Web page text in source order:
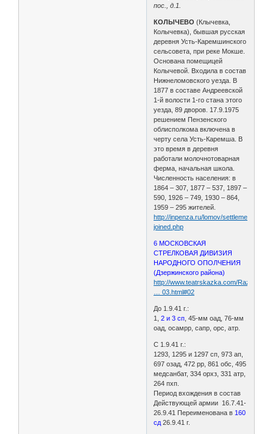
пос., д.1.
КОЛЫЧЕВО (Клычевка,
Колычевка), бывшая русская
деревня Усть-Каремшинского
сельсовета, при реке Мокше.
Основана помещицей
Колычевой. Входила в состав
Нижнеломовского уезда. В
1877 в составе Андреевской
1-й волости 1-го стана этого
уезда, 89 дворов. 17.9.1975
решением Пензенского
облисполкома включена в
черту села Усть-Каремша. В
это время в деревня
работали молочнотоварная
ферма, начальная школа.
Численность населения: в
1864 – 307, 1877 – 537, 1897 –
590, 1926 – 749, 1930 – 864,
1959 – 295 жителей.
http://inpenza.ru/lomov/settlements-
joined.php
6 МОСКОВСКАЯ
СТРЕЛКОВАЯ ДИВИЗИЯ
НАРОДНОГО ОПОЛЧЕНИЯ
(Дзержинского района)
http://www.teatrskazka.com/Raznoe/
… 03.html#02
До 1.9.41 г.:
1,2 и 3 сп , 45-мм оад, 76-мм
оад, осамрр, сапр, орс, атр.
С 1.9.41 г.:
1293, 1295 и 1297 сп, 973 ап,
697 озад, 472 рр, 861 обс, 495
медсанбат, 334 орхз, 331 атр,
264 пхп.
Период вхождения в состав
Действующей армии 16.7.41-
26.9.41 Переименована в 160
сд 26.9.41 г.